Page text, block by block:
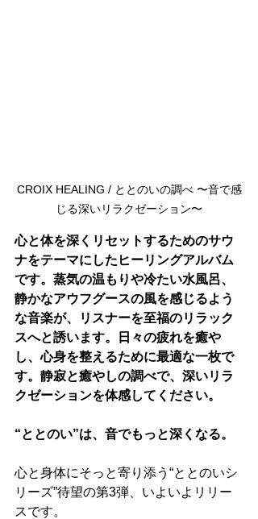
CROIX HEALING / ととのいの調べ 〜音で感
じる深いリラクゼーション〜
心と体を深くリセットするためのサウ
ナをテーマにしたヒーリングアルバム
です。蒸気の温もりや冷たい水風呂、
静かなアウフグースの風を感じるよう
な音楽が、リスナーを至福のリラック
スへと誘います。日々の疲れを癒や
し、心身を整えるために最適な一枚で
す。静寂と癒やしの調べで、深いリラ
クゼーションを体感してください。
“ととのい”は、音でもっと深くなる。
心と身体にそっと寄り添う“ととのいシ
リーズ”待望の第3弾、いよいよリリー
スです。